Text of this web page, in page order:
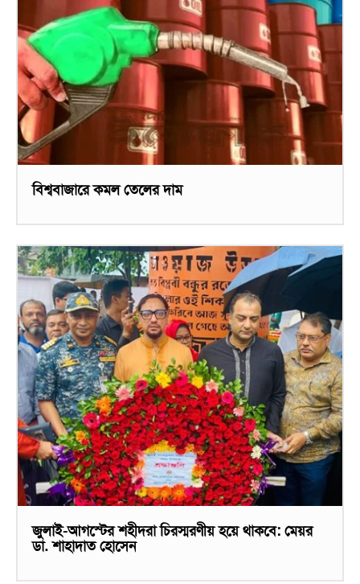
বিশ্ববাজারে কমল তেলের দাম
জুলাই-আগস্টের শহীদরা চিরস্মরণীয় হয়ে থাকবে: মেয়র
ডা. শাহাদাত হোসেন